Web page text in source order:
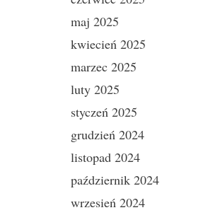
maj 2025
kwiecień 2025
marzec 2025
luty 2025
styczeń 2025
grudzień 2024
listopad 2024
październik 2024
wrzesień 2024